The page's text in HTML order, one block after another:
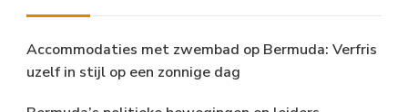
Accommodaties met zwembad op Bermuda: Verfris
uzelf in stijl op een zonnige dag